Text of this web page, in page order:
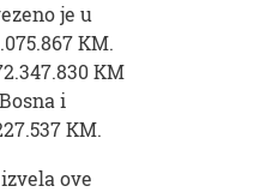
je u
KM.
KM
i
KM.
ove